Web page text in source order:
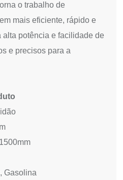
o trabalho de
mais eficiente, rápido e
alta potência e facilidade de
e precisos para a
Gasolina